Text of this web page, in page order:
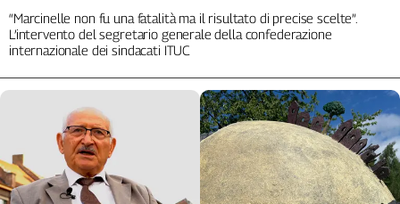
La
redazione
“Marcinelle non fu una fatalità ma il risultato di precise scelte”.
L’intervento del segretario generale della confederazione
internazionale dei sindacati ITUC